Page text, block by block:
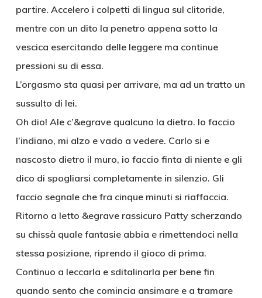
partire. Accelero i colpetti di lingua sul clitoride,
mentre con un dito la penetro appena sotto la
vescica esercitando delle leggere ma continue
pressioni su di essa.
L’orgasmo sta quasi per arrivare, ma ad un tratto un
sussulto di lei.
Oh dio! Ale c’&egrave qualcuno la dietro. Io faccio
l’indiano, mi alzo e vado a vedere. Carlo si e
nascosto dietro il muro, io faccio finta di niente e gli
dico di spogliarsi completamente in silenzio. Gli
faccio segnale che fra cinque minuti si riaffaccia.
Ritorno a letto &egrave rassicuro Patty scherzando
su chissà quale fantasie abbia e rimettendoci nella
stessa posizione, riprendo il gioco di prima.
Continuo a leccarla e sditalinarla per bene fin
quando sento che comincia ansimare e a tramare